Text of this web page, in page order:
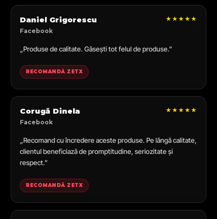
Daniel Grigorescu
Facebook
★★★★★
„Produse de calitate. Găsești tot felul de produse.”
RECOMANDĂ ZETX
Corugă Dinela
Facebook
★★★★★
„Recomand cu încredere aceste produse. Pe lângă calitate,
clientul beneficiază de promptitudine, seriozitate și
respect.”
RECOMANDĂ ZETX